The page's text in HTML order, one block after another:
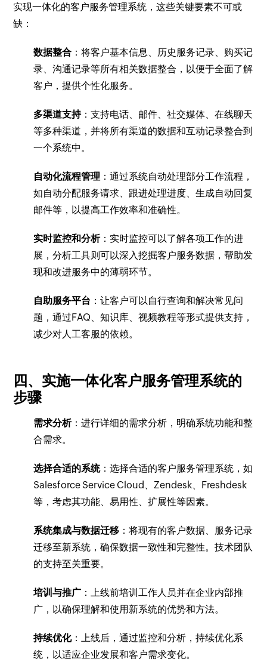
实现一体化的客户服务管理系统，这些关键要素不可或
缺：
数据整合 ：将客户基本信息、历史服务记录、购买记
录、沟通记录等所有相关数据整合，以便于全面了解
客户，提供个性化服务。
多渠道支持：支持电话、邮件、社交媒体、在线聊天
等多种渠道，并将所有渠道的数据和互动记录整合到
一个系统中。
自动化流程管理 ：通过系统自动处理部分工作流程，
如自动分配服务请求、跟进处理进度、生成自动回复
邮件等，以提高工作效率和准确性。
实时监控和分析：实时监控可以了解各项工作的进
展，分析工具则可以深入挖掘客户服务数据，帮助发
现和改进服务中的薄弱环节。
自助服务平台 ：让客户可以自行查询和解决常见问
题，通过FAQ、知识库、视频教程等形式提供支持，
减少对人工客服的依赖。
四、实施一体化客户服务管理系统的
步骤
需求分析：进行详细的需求分析，明确系统功能和整
合需求。
选择合适的系统：选择合适的客户服务管理系统，如
Salesforce Service Cloud、Zendesk、Freshdesk
等，考虑其功能、易用性、扩展性等因素。
系统集成与数据迁移 ：将现有的客户数据、服务记录
迁移至新系统，确保数据一致性和完整性。技术团队
的支持至关重要。
培训与推广 ：上线前培训工作人员并在企业内部推
广，以确保理解和使用新系统的优势和方法。
持续优化：上线后，通过监控和分析，持续优化系
统，以适应企业发展和客户需求变化。